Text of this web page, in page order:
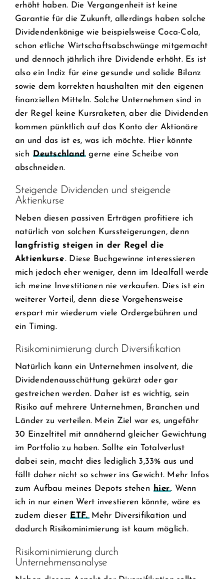
erhöht haben. Die Vergangenheit ist keine
Garantie für die Zukunft, allerdings haben solche
Dividendenkönige wie beispielsweise Coca-Cola,
schon etliche Wirtschaftsabschwünge mitgemacht
und dennoch jährlich ihre Dividende erhöht. Es ist
also ein Indiz für eine gesunde und solide Bilanz
sowie dem korrekten haushalten mit den eigenen
finanziellen Mitteln. Solche Unternehmen sind in
der Regel keine Kursraketen, aber die Dividenden
kommen pünktlich auf das Konto der Aktionäre
an und das ist es, was ich möchte. Hier könnte
sich Deutschland gerne eine Scheibe von
abschneiden.
Steigende Dividenden und steigende
Aktienkurse
Neben diesen passiven Erträgen profitiere ich
natürlich von solchen Kurssteigerungen, denn
langfristig steigen in der Regel die
Aktienkurse. Diese Buchgewinne interessieren
mich jedoch eher weniger, denn im Idealfall werde
ich meine Investitionen nie verkaufen. Dies ist ein
weiterer Vorteil, denn diese Vorgehensweise
erspart mir wiederum viele Ordergebühren und
ein Timing.
Risikominimierung durch Diversifikation
Natürlich kann ein Unternehmen insolvent, die
Dividendenausschüttung gekürzt oder gar
gestreichen werden. Daher ist es wichtig, sein
Risiko auf mehrere Unternehmen, Branchen und
Länder zu verteilen. Mein Ziel war es, ungefähr
30 Einzeltitel mit annähernd gleicher Gewichtung
im Portfolio zu haben. Sollte ein Totalverlust
dabei sein, macht dies lediglich 3,33% aus und
fällt daher nicht so schwer ins Gewicht. Mehr Infos
zum Aufbau meines Depots stehen hier. Wenn
ich in nur einen Wert investieren könnte, wäre es
zudem dieser ETF.Mehr Diversifikation und
dadurch Risikominimierung ist kaum möglich.
Risikominimierung durch
Unternehmensanalyse